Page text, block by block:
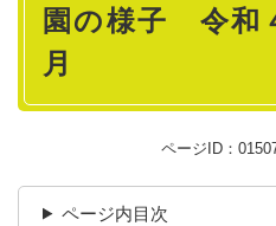
園の様子 令和
月
ページID：
ページ内目次